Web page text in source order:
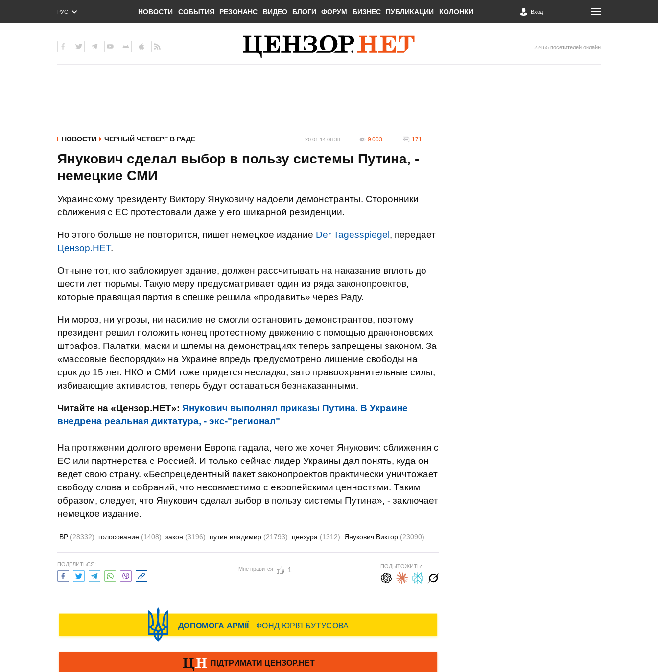
РУС
ENG
НОВОСТИ СОБЫТИЯ РЕЗОНАНС ВИДЕО БЛОГИ ФОРУМ БИЗНЕС ПУБЛИКАЦИИ КОЛОНКИ Вход
22465 посетителей онлайн
НОВОСТИ ЧЕРНЫЙ ЧЕТВЕРГ В РАДЕ 20.01.14 08:38 9 003 171
Янукович сделал выбор в пользу системы Путина, -
немецкие СМИ
Украинскому президенту Виктору Януковичу надоели демонстранты. Сторонники
сближения с ЕС протестовали даже у его шикарной резиденции.
Но этого больше не повторится, пишет немецкое издание Der Tagesspiegel , передает
Цензор.НЕТ.
Отныне тот, кто заблокирует здание, должен рассчитывать на наказание вплоть до
шести лет тюрьмы. Такую меру предусматривает один из ряда законопроектов,
которые правящая партия в спешке решила «продавить» через Раду.
Ни мороз, ни угрозы, ни насилие не смогли остановить демонстрантов, поэтому
президент решил положить конец протестному движению с помощью дракноновских
штрафов. Палатки, маски и шлемы на демонстрациях теперь запрещены законом. За
«массовые беспорядки» на Украине впредь предусмотрено лишение свободы на
срок до 15 лет. НКО и СМИ тоже придется несладко; зато правоохранительные силы,
избивающие активистов, теперь будут оставаться безнаказанными.
Читайте на «Цензор.НЕТ»: Янукович выполнял приказы Путина. В Украине
внедрена реальная диктатура, - экс-"регионал"
На протяжении долгого времени Европа гадала, чего же хочет Янукович: сближения с
ЕС или партнерства с Россией. И только сейчас лидер Украины дал понять, куда он
ведет свою страну. «Беспрецедентный пакет законопроектов практически уничтожает
свободу слова и собраний, что несовместимо с европейскими ценностями. Таким
образом, следует, что Янукович сделал выбор в пользу системы Путина», - заключает
немецкое издание.
ВР (28332) голосование (1408) закон (3196) путин владимир (21793) цензура (1312) Янукович Виктор (23090)
ПОДЕЛИТЬСЯ:
Мне нравится 1 ПОДЫТОЖИТЬ: